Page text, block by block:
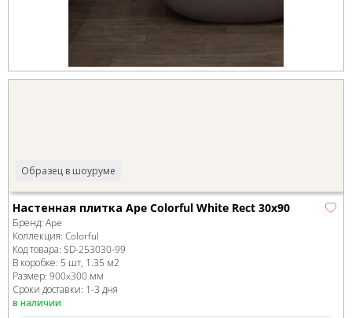
Образец в шоуруме
Настенная плитка Ape Colorful White Rect 30x90
Бренд: Ape
Коллекция: Colorful
Код товара: SD-253030-99
В коробке: 5 шт, 1.35 м2
Размер: 900x300 мм
Сроки доставки: 1-3 дня
в наличии